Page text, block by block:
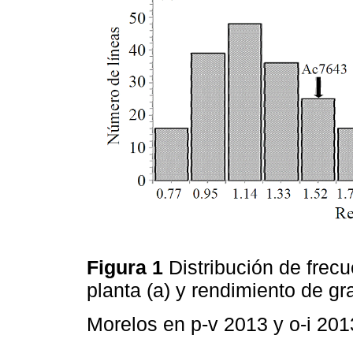
Figura 1 Distribución de
planta (a) y rendimiento de
Morelos en p-v 2013 y o-i